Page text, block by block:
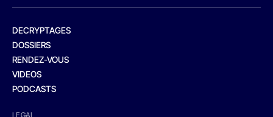
DECRYPTAGES
DOSSIERS
RENDEZ-VOUS
VIDEOS
PODCASTS
LEGAL